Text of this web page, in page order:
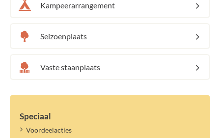
Kampeerarrangement
Seizoenplaats
Vaste staanplaats
Speciaal
Voordeelacties